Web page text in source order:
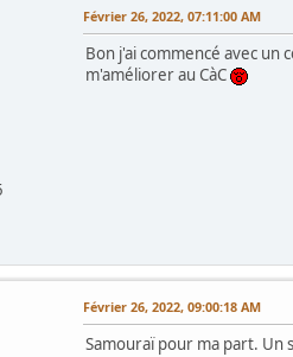
Février 26, 2022, 07:11:00 AM
Bon j'ai commencé avec un
m'améliorer au CàC
Février 26, 2022, 09:00:18 AM
Samouraï pour ma part. Un